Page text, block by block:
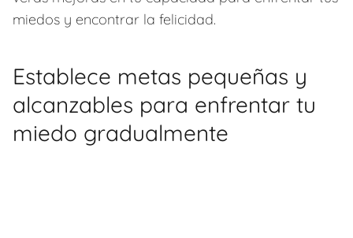
miedos y encontrar la felicidad.
Establece metas pequeñas y
alcanzables para enfrentar tu
miedo gradualmente